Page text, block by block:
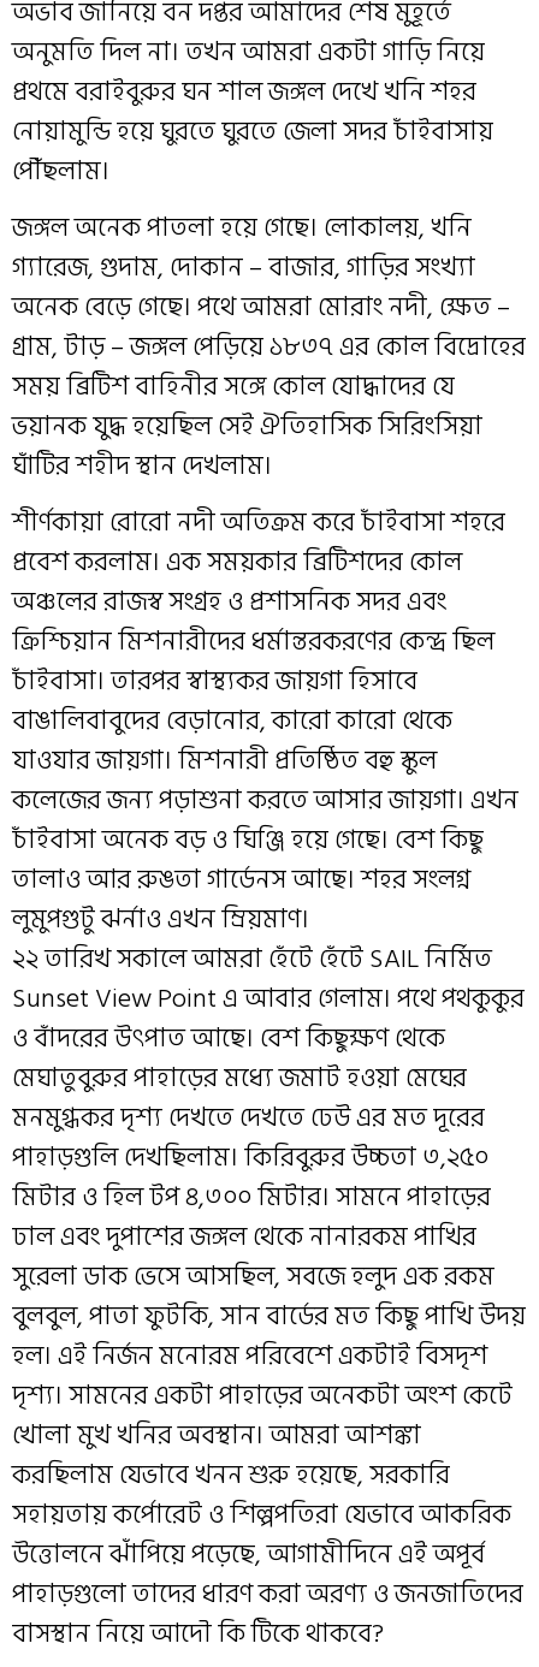
অভাব জানিয়ে বন দপ্তর আমাদের শেষ মুহূর্তে
অনুমতি দিল না। তখন আমরা একটা গাড়ি নিয়ে
প্রথমে বরাইবুরুর ঘন শাল জঙ্গল দেখে খনি শহর
নোয়ামুন্ডি হয়ে ঘুরতে ঘুরতে জেলা সদর চাঁইবাসায়
পৌঁছলাম।
জঙ্গল অনেক পাতলা হয়ে গেছে। লোকালয়, খনি
গ্যারেজ, গুদাম, দোকান – বাজার, গাড়ির সংখ্যা
অনেক বেড়ে গেছে। পথে আমরা মোরাং নদী, ক্ষেত –
গ্রাম, টাড় – জঙ্গল পেড়িয়ে ১৮৩৭ এর কোল বিদ্রোহের
সময় ব্রিটিশ বাহিনীর সঙ্গে কোল যোদ্ধাদের যে
ভয়ানক যুদ্ধ হয়েছিল সেই ঐতিহাসিক সিরিংসিয়া
ঘাঁটির শহীদ স্থান দেখলাম।
শীর্ণকায়া রোরো নদী অতিক্রম করে চাঁইবাসা শহরে
প্রবেশ করলাম। এক সময়কার ব্রিটিশদের কোল
অঞ্চলের রাজস্ব সংগ্রহ ও প্রশাসনিক সদর এবং
ক্রিশ্চিয়ান মিশনারীদের ধর্মান্তরকরণের কেন্দ্র ছিল
চাঁইবাসা। তারপর স্বাস্থ্যকর জায়গা হিসাবে
বাঙালিবাবুদের বেড়ানোর, কারো কারো থেকে
যাওযার জায়গা। মিশনারী প্রতিষ্ঠিত বহু স্কুল
কলেজের জন্য পড়াশুনা করতে আসার জায়গা। এখন
চাঁইবাসা অনেক বড় ও ঘিঞ্জি হয়ে গেছে। বেশ কিছু
তালাও আর রুঙতা গার্ডেনস আছে। শহর সংলগ্ন
লুমুপগুটু ঝর্নাও এখন ম্রিয়মাণ।
২২ তারিখ সকালে আমরা হেঁটে হেঁটে SAIL নির্মিত
Sunset View Point এ আবার গেলাম। পথে পথকুকুর
ও বাঁদরের উৎপাত আছে। বেশ কিছুক্ষণ থেকে
মেঘাতুবুরুর পাহাড়ের মধ্যে জমাট হওয়া মেঘের
মনমুগ্ধকর দৃশ্য দেখতে দেখতে ঢেউ এর মত দূরের
পাহাড়গুলি দেখছিলাম। কিরিবুরুর উচ্চতা ৩,২৫০
মিটার ও হিল টপ ৪,৩০০ মিটার। সামনে পাহাড়ের
ঢাল এবং দুপাশের জঙ্গল থেকে নানারকম পাখির
সুরেলা ডাক ভেসে আসছিল, সবজে হলুদ এক রকম
বুলবুল, পাতা ফুটকি, সান বার্ডের মত কিছু পাখি উদয়
হল। এই নির্জন মনোরম পরিবেশে একটাই বিসদৃশ
দৃশ্য। সামনের একটা পাহাড়ের অনেকটা অংশ কেটে
খোলা মুখ খনির অবস্থান। আমরা আশঙ্কা
করছিলাম যেভাবে খনন শুরু হয়েছে, সরকারি
সহায়তায় কর্পোরেট ও শিল্পপতিরা যেভাবে আকরিক
উত্তোলনে ঝাঁপিয়ে পড়েছে, আগামীদিনে এই অপূর্ব
পাহাড়গুলো তাদের ধারণ করা অরণ্য ও জনজাতিদের
বাসস্থান নিয়ে আদৌ কি টিকে থাকবে?